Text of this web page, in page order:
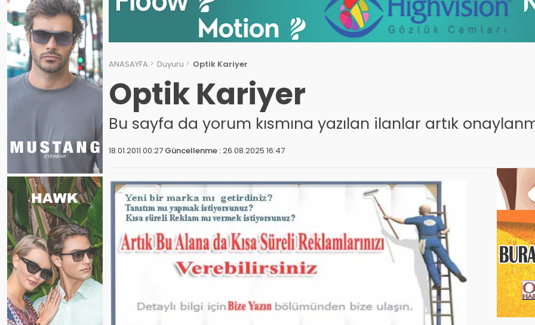
ANASAYFA Duyuru Optik Kariyer
Optik Kariyer
Bu sayfa da yorum kısmına yazılan ilanlar artık
18.01.2011 00:27 Güncellenme :26.08.2025 16:47